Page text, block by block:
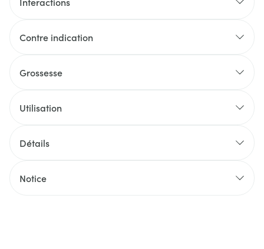
Contre indication
Grossesse
Utilisation
Détails
Notice